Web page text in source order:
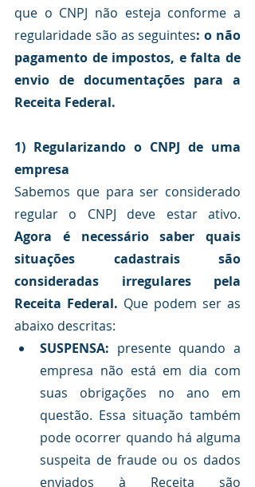
que o CNPJ não esteja conforme a
regularidade são as seguintes: o não
pagamento de impostos, e falta de
envio de documentações para a
Receita Federal.
1) Regularizando o CNPJ de uma
empresa
Sabemos que para ser considerado
Agora é necessário saber quais
situações cadastrais são
consideradas irregulares pela
Receita Federal. Que podem ser as
abaixo descritas:
SUSPENSA: presente quando a
empresa não está em dia com
suas obrigações no ano em
questão. Essa situação também
pode ocorrer quando há alguma
suspeita de fraude ou os dados
enviados à Receita são